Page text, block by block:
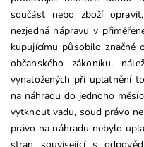
součást nebo zboží
nezjedná nápravu v
kupujícímu působilo
občanského zákoníku,
vynaložených při uplatnění
na náhradu do jednoho
vytknout vadu, soud právo
právo na náhradu nebylo